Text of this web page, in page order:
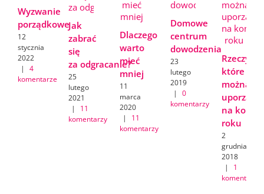
Wyzwanie
porządkowe
12
stycznia
2022
|
4
komentarze
Jak
zabrać
się
za odgracanie?
25
lutego
2021
|
11
komentarzy
Dlaczego
warto
mieć
mniej
11
marca
2020
|
11
komentarzy
Domowe
centrum
dowodzenia
23
lutego
2019
|
0
komentarzy
Rzeczy,
które
można
na koniec
roku
2
grudnia
2018
|
1
komentarz